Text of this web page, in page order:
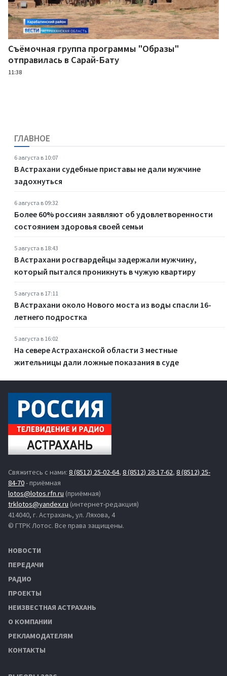
Съёмочная группа программы "Образы"
отправилась в Сарай-Бату
11:38
ГЛАВНОЕ
6 августа в 10:07
В Астрахани судебные приставы не дали мужчине
задохнуться
6 августа в 09:32
Более 60% россиян заявляют об удовлетворенности
состоянием здоровья своей семьи
5 августа в 18:43
В Астрахани росгвардейцы задержали мужчину,
который пытался проникнуть в чужую квартиру
5 августа в 17:11
В Астрахани около Нового моста из воды спасли 16-
летнего подростка
5 августа в 16:02
На севере Астраханской области 3 местные
жительницы дали ложные показания в суде
Свяжитесь с нами: 8 (8512) 25-02-64, 8 (8512) 28-17-62, 8 (8512) 25-
84-70- приёмная
lotos@lotos.rfn.ru (приёмная)
trklotos@yandex.ru (интернет-редакция)
414040, г. Астрахань, ул. Ляхова, 4
© ГТРК Лотос. Все права защищены.
НОВОСТИ
ПЕРЕДАЧИ
РАДИО
ПРОЕКТЫ
НЕИЗВЕСТНАЯ АСТРАХАНЬ
О КОМПАНИИ
РЕКЛАМОДАТЕЛЯМ
КОНТАКТЫ